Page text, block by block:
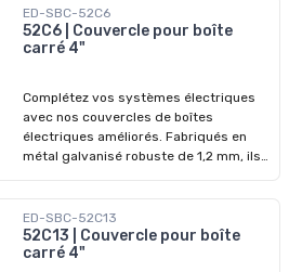
ED-SBC-52C6
52C6 | Couvercle pour boîte
carré 4"
Complétez vos systèmes électriques
avec nos couvercles de boîtes
électriques améliorés. Fabriqués en
métal galvanisé robuste de 1,2 mm, ils
ED-SBC-52C13
52C13 | Couvercle pour boîte
carré 4"